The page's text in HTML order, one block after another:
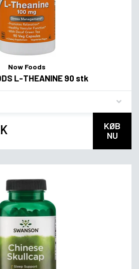
Now Foods
L-THEANINE 90 stk
KØB
NU